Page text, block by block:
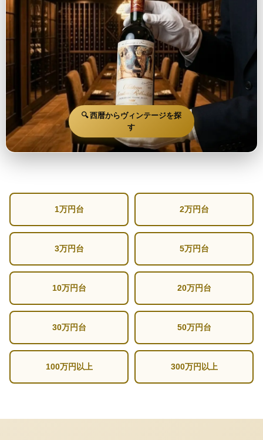
🔍 西暦からヴィンテージを探
す
1万円台 2万円台
3万円台 5万円台
10万円台 20万円台
30万円台 50万円台
100万円以上 300万円以上